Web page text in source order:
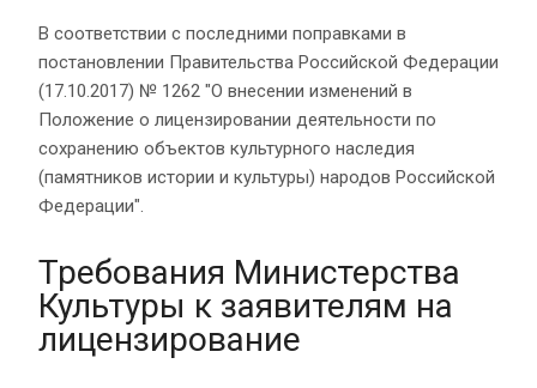
В соответствии с последними поправками в
постановлении Правительства Российской Федерации
(17.10.2017) № 1262 "О внесении изменений в
Положение о лицензировании деятельности по
сохранению объектов культурного наследия
(памятников истории и культуры) народов Российской
Федерации".
Требования Министерства
Культуры к заявителям на
лицензирование